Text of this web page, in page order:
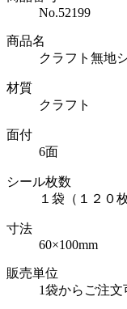
No.52199
商品名
クラフト無地
材質
クラフト
面付
6面
シール枚数
１袋（１２０枚
寸法
60×100mm
販売単位
1袋からご注文